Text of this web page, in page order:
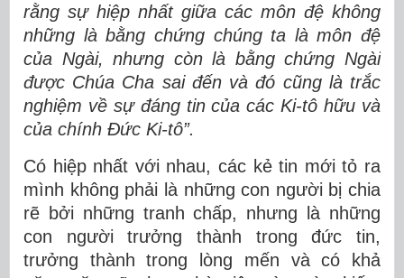
rằng sự hiệp nhất giữa các môn đệ không
những là bằng chứng chúng ta là môn đệ
của Ngài, nhưng còn là bằng chứng Ngài
được Chúa Cha sai đến và đó cũng là trắc
nghiệm về sự đáng tin của các Ki-tô hữu và
của chính Đức Ki-tô”.
Có hiệp nhất với nhau, các kẻ tin mới tỏ ra
mình không phải là những con người bị chia
rẽ bởi những tranh chấp, nhưng là những
con người trưởng thành trong đức tin,
trưởng thành trong lòng mến và có khả